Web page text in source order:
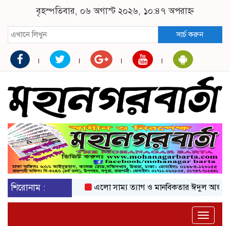
বৃহস্পতিবার, ০৬ অগাস্ট ২০২৬, ১০:৪৭ অপরাহ্ন
সার্চ করুন
শিরোনাম : এলো সাম্য ত্যাগ ও মানবিকতার ঈদুল আজহা
Toggle